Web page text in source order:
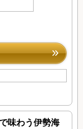
味わう伊勢海